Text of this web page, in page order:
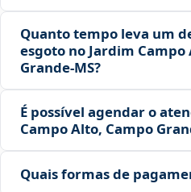
Quanto tempo leva um
esgoto no Jardim Campo
Grande‑MS?
É possível agendar o
Campo Alto, Campo
Quais formas de